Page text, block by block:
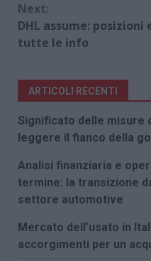
Next:
DHL assume:
tutte le info
ARTICOLI RECENTI
Significato delle misure
leggere il fianco della
Analisi finanziaria e
termine: la transizione
settore automotive
Mercato dell’usato in
accorgimenti per un